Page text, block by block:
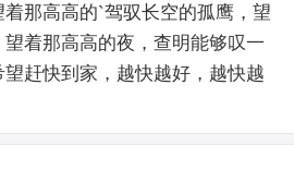
那高高的`驾驭长空的孤鹰，望
着那高高的夜，查明能够叹一
赶快到家，越快越好，越快越